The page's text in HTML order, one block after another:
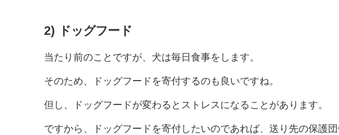
2) ドッグフード
当たり前のことですが、犬は毎日食事をします。
そのため、ドッグフードを寄付するのも良いですね。
但し、ドッグフードが変わるとストレスになることがあります。
ですから、ドッグフードを寄付したいのであれば、送り先の保護